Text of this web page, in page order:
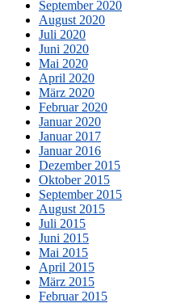
September 2020
August 2020
Juli 2020
Juni 2020
Mai 2020
April 2020
März 2020
Februar 2020
Januar 2020
Januar 2017
Januar 2016
Dezember 2015
Oktober 2015
September 2015
August 2015
Juli 2015
Juni 2015
Mai 2015
April 2015
März 2015
Februar 2015